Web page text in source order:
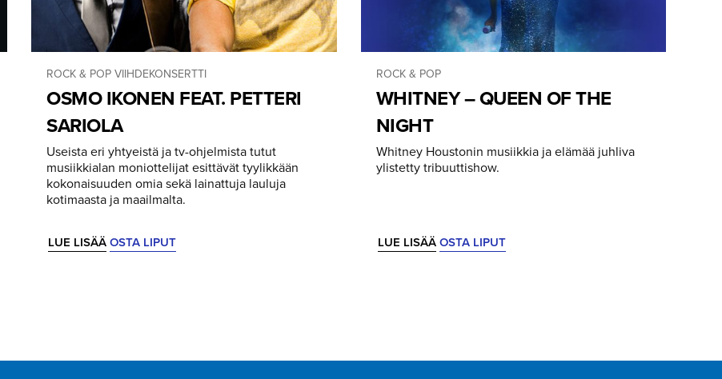
ROCK & POP VIIHDEKONSERTTI
OSMO IKONEN FEAT. PETTERI
SARIOLA
Useista eri yhtyeistä ja tv-ohjelmista tutut
musiikkialan moniottelijat esittävät tyylikkään
kokonaisuuden omia sekä lainattuja lauluja
kotimaasta ja maailmalta.
LUE LISÄÄOSTA LIPUT
ROCK & POP
WHITNEY – QUEEN OF THE
NIGHT
Whitney Houstonin musiikkia ja elämää juhliva
ylistetty tribuuttishow.
LUE LISÄÄOSTA LIPUT